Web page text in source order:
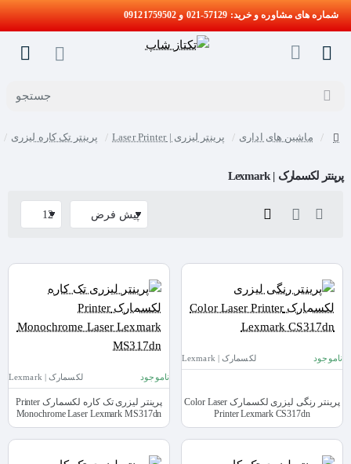
شماره های مشاوره و خرید: 57129-021 و 09121759502
جستجو
ماشین های اداری پرینتر لیزری | Laser Printer پرینتر تک کاره لیزری
پرینتر لکسمارک | Lexmark
ناموجود لکسمارک | Lexmark
پرینتر رنگی لیزری لکسمارک Color Laser
Printer Lexmark CS317dn
ناموجود لکسمارک | Lexmark
پرینتر لیزری تک کاره لکسمارک Printer
Monochrome Laser Lexmark MS317dn